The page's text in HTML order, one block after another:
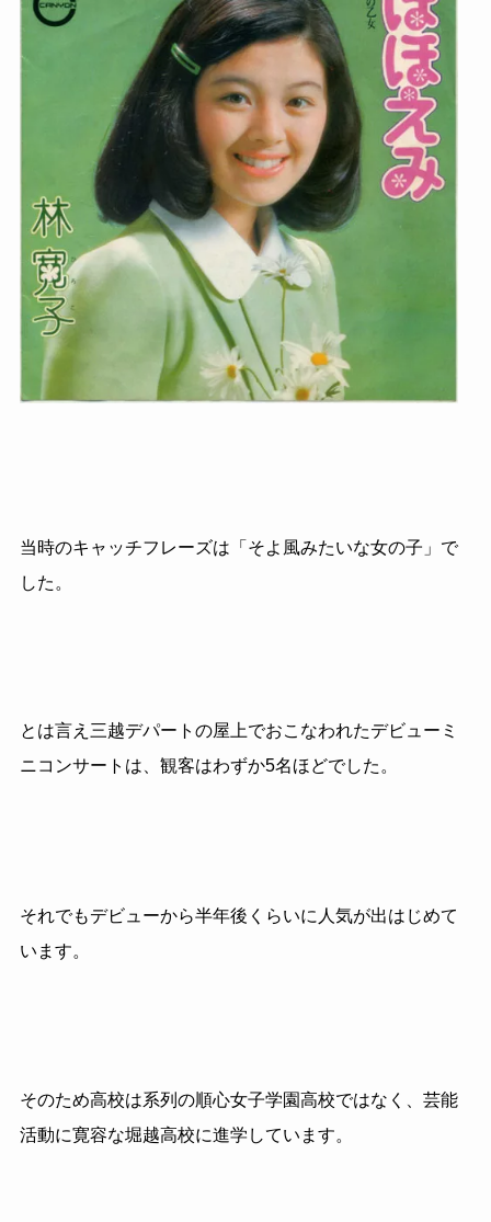
当時のキャッチフレーズは「そよ風みたいな女の子」で
した。
とは言え三越デパートの屋上でおこなわれたデビューミ
ニコンサートは、観客はわずか5名ほどでした。
それでもデビューから半年後くらいに人気が出はじめて
います。
そのため高校は系列の順心女子学園高校ではなく、芸能
活動に寛容な堀越高校に進学しています。